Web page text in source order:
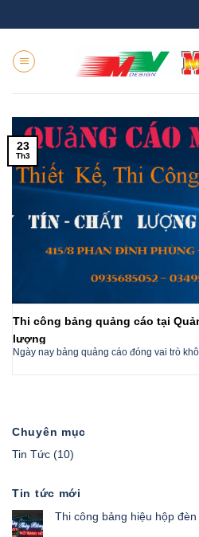
Thi công bảng quảng cáo tại
lượng
Ngày nay bảng quảng cáo đóng vai trò
23
Th3
Chuyên mục
Tin Tức (10)
Tin tức mới
Thi công bảng hiệu hộp